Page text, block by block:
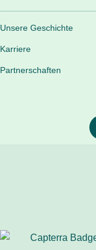
Unsere Geschichte
Karriere
Partnerschaften